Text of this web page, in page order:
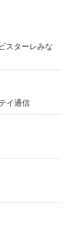
スターレみな
イ通信